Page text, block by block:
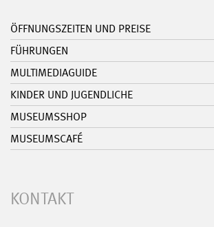
ÖFFNUNGSZEITEN UND PREISE
FÜHRUNGEN
MULTIMEDIAGUIDE
KINDER UND JUGENDLICHE
MUSEUMSSHOP
MUSEUMSCAFÉ
KONTAKT